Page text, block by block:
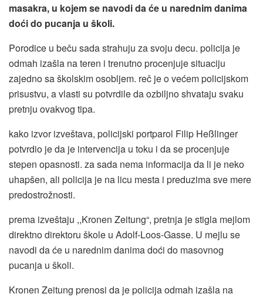
masakra, u kojem se navodi da će u narednim danima
doći do pucanja u školi.
Porodice u beču sada strahuju za svoju decu. policija je
odmah izašla na teren i trenutno procenjuje situaciju
zajedno sa školskim osobljem. reč je o većem policijskom
prisustvu, a vlasti su potvrdile da ozbiljno shvataju svaku
pretnju ovakvog tipa.
kako izvor izveštava, policijski portparol Filip Heßlinger
potvrdio je da je intervencija u toku i da se procenjuje
stepen opasnosti. za sada nema informacija da li je neko
uhapšen, ali policija je na licu mesta i preduzima sve mere
predostrožnosti.
prema izveštaju ,,Kronen Zeitung“, pretnja je stigla mejlom
direktno direktoru škole u Adolf-Loos-Gasse. U mejlu se
navodi da će u narednim danima doći do masovnog
pucanja u školi.
Kronen Zeitung prenosi da je policija odmah izašla na